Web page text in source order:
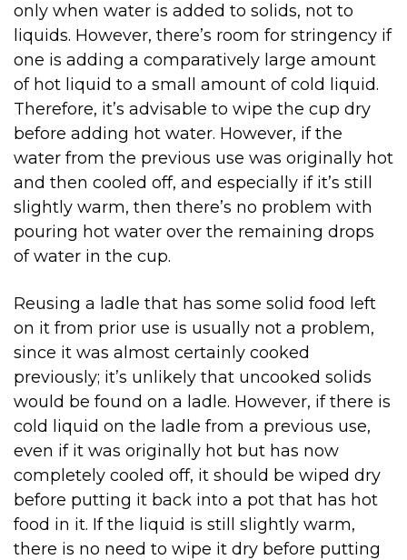
only when water is added to solids, not to
liquids. However, there’s room for stringency if
one is adding a comparatively large amount
of hot liquid to a small amount of cold liquid.
Therefore, it’s advisable to wipe the cup dry
before adding hot water. However, if the
water from the previous use was originally hot
and then cooled off, and especially if it’s still
slightly warm, then there’s no problem with
pouring hot water over the remaining drops
of water in the cup.
Reusing a ladle that has some solid food left
on it from prior use is usually not a problem,
since it was almost certainly cooked
previously; it’s unlikely that uncooked solids
would be found on a ladle. However, if there is
cold liquid on the ladle from a previous use,
even if it was originally hot but has now
completely cooled off, it should be wiped dry
before putting it back into a pot that has hot
food in it. If the liquid is still slightly warm,
there is no need to wipe it dry before putting